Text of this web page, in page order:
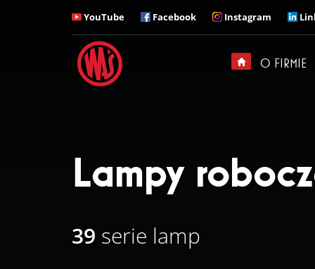
ZADZWOŃ
Z kim chciałbyś u nas
rozmawiać?
Sekretariat
YouTube Facebook Instagram
O FIRMIE
Lampy
39 serie lamp